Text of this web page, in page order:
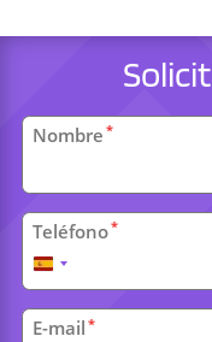
Datos
personales
Nombre *
Teléfono*
España
+34
E-mail *